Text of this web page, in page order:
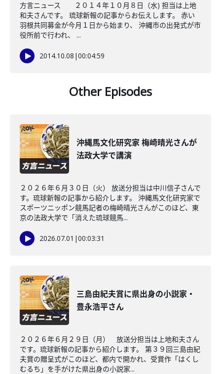
方言ニュース ２０１４年１０月８日（水) 担当は上地
和夫さんです。 琉球新報の記事からお伝えします。 赤い
羽根共同募金が今月１日から始まり、 沖縄市の出発式が市
役所前で行われ、 ...
2014.10.08 |00:04:59
Other Episodes
沖縄馬文化研究家 梅崎晴光さんが
法政大学で講演
２０２６年６月３０日（火） 放送分担当は中川信子さんで
す。琉球新報の記事から紹介します。 沖縄馬文化研究家で
スポーツニッポン競馬記者の梅崎晴光さんがこのほど、東
京の法政大学で「消えた琉球競馬...
2026.07.01 |00:03:31
三島由紀夫賞に県出身の小説家・
豊永浩平さん
２０２６年６月２９日（月） 放送分担当は上地和夫さん
です。琉球新報の記事から紹介します。 第３９回三島由紀
夫賞の贈呈式がこのほど、都内で開かれ、受賞作「はくし
むるち」を手がけた県出身の小説家...